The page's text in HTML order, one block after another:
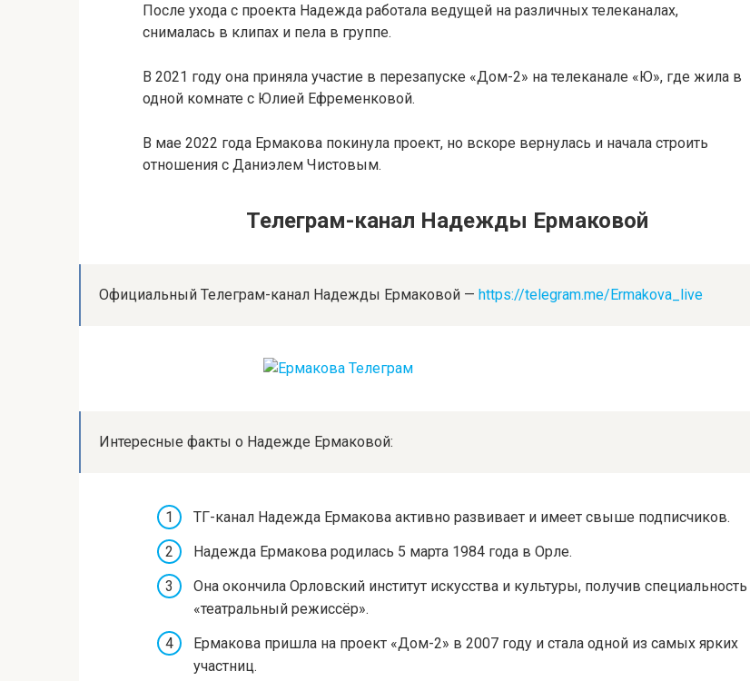
После ухода с проекта Надежда работала ведущей на различных телеканалах,
снималась в клипах и пела в группе.
В 2021 году она приняла участие в перезапуске «Дом-2» на телеканале «Ю», где жила в
одной комнате с Юлией Ефременковой.
В мае 2022 года Ермакова покинула проект, но вскоре вернулась и начала строить
отношения с Даниэлем Чистовым.
Телеграм-канал Надежды Ермаковой
Официальный Телеграм-канал Надежды Ермаковой — https://telegram.me/Ermakova_live
Интересные факты о Надежде Ермаковой:
ТГ-канал Надежда Ермакова активно развивает и имеет свыше подписчиков.
Надежда Ермакова родилась 5 марта 1984 года в Орле.
Она окончила Орловский институт искусства и культуры, получив специальность
«театральный режиссёр».
Ермакова пришла на проект «Дом-2» в 2007 году и стала одной из самых ярких
участниц.